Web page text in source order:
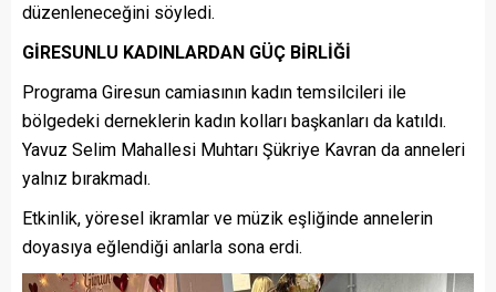
düzenleneceğini söyledi.
GİRESUNLU KADINLARDAN GÜÇ BİRLİĞİ
Programa Giresun camiasının kadın temsilcileri ile
bölgedeki derneklerin kadın kolları başkanları da katıldı.
Yavuz Selim Mahallesi Muhtarı Şükriye Kavran da anneleri
yalnız bırakmadı.
Etkinlik, yöresel ikramlar ve müzik eşliğinde annelerin
doyasıya eğlendiği anlarla sona erdi.